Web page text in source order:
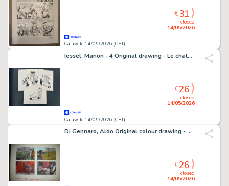
Catawiki 14/05/2026 (CET)
closed
14/05/2026
€31
Iessel, Manon - 4 Original drawing - Le chateau des surprises - 1954
Catawiki 14/05/2026 (CET)
closed
14/05/2026
€26
Di Gennaro, Aldo Original colour drawing - Corriere dei Piccoli - Storia di Roma - 1965
closed
14/05/2026
€26